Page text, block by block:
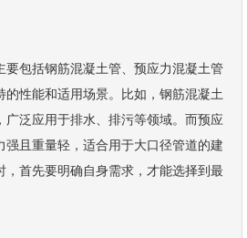
要包括钢筋混凝土管、预应力混凝土管
的性能和适用场景。比如，钢筋混凝土
广泛应用于排水、排污等领域。而预应
强且重量轻，适合用于大口径管道的建
，首先要明确自身需求，才能选择到最